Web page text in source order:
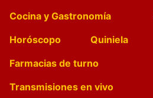
Cocina y Gastronomía
Horóscopo
Quiniela
Farmacias de turno
Transmisiones en vivo